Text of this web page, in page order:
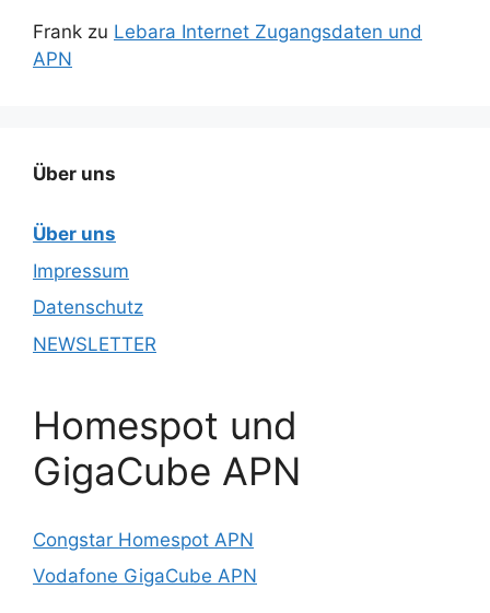
Frank zu Lebara Internet Zugangsdaten und
APN
Über uns
Über uns
Impressum
Datenschutz
NEWSLETTER
Homespot und
GigaCube APN
Congstar Homespot APN
Vodafone GigaCube APN